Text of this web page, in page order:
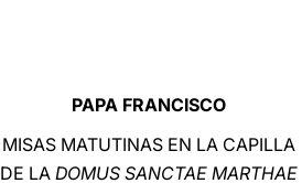
PAPA FRANCISCO
MISAS MATUTINAS EN LA CAPILLA
DE LA DOMUS SANCTAE MARTHAE